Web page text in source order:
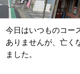
今日はいつものコー
ありませんが、亡く
ました。